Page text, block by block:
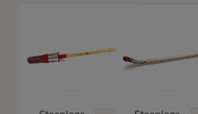
Purple 16